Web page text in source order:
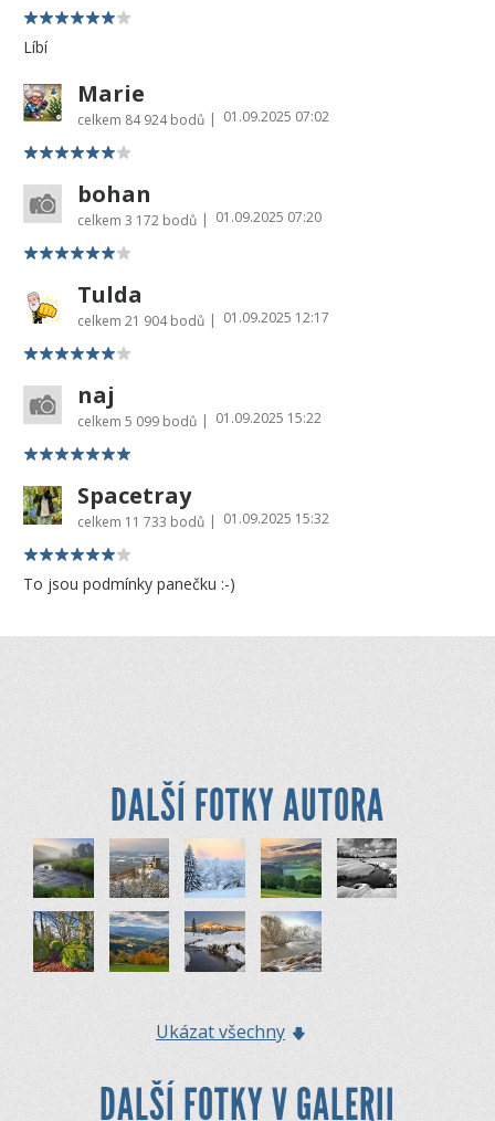
Líbí
Marie
celkem 84 924 bodů | 01.09.2025 07:02
bohan
celkem 3 172 bodů | 01.09.2025 07:20
Tulda
celkem 21 904 bodů | 01.09.2025 12:17
naj
celkem 5 099 bodů | 01.09.2025 15:22
Spacetray
celkem 11 733 bodů | 01.09.2025 15:32
To jsou podmínky panečku :-)
DALŠÍ FOTKY AUTORA
Ukázat všechny
DALŠÍ FOTKY V GALERII